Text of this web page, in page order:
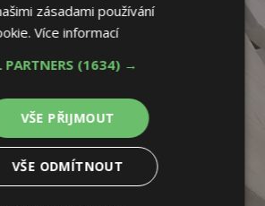
zásadami používání
Více informací
(1634) →
VŠE PŘIJMOUT
VŠE ODMÍTNOUT